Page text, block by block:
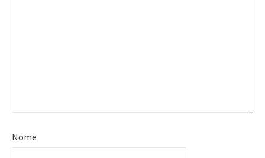
Nome